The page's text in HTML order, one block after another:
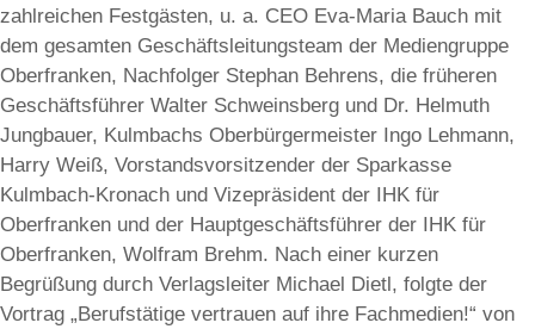
zahlreichen Festgästen, u. a. CEO Eva-Maria Bauch mit
dem gesamten Geschäftsleitungsteam der Mediengruppe
Oberfranken, Nachfolger Stephan Behrens, die früheren
Geschäftsführer Walter Schweinsberg und Dr. Helmuth
Jungbauer, Kulmbachs Oberbürgermeister Ingo Lehmann,
Harry Weiß, Vorstandsvorsitzender der Sparkasse
Kulmbach-Kronach und Vizepräsident der IHK für
Oberfranken und der Hauptgeschäftsführer der IHK für
Oberfranken, Wolfram Brehm. Nach einer kurzen
Begrüßung durch Verlagsleiter Michael Dietl, folgte der
Vortrag „Berufstätige vertrauen auf ihre Fachmedien!“ von